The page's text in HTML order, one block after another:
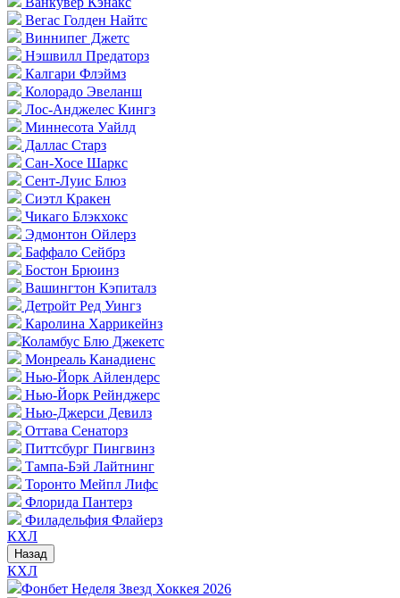
Вегас Голден Найтс
Виннипег Джетс
Нэшвилл Предаторз
Калгари Флэймз
Колорадо Эвеланш
Лос-Анджелес Кингз
Миннесота Уайлд
Даллас Старз
Сан-Хосе Шаркс
Сент-Луис Блюз
Сиэтл Кракен
Чикаго Блэкхокс
Эдмонтон Ойлерз
Баффало Сейбрз
Бостон Брюинз
Вашингтон Кэпиталз
Детройт Ред Уингз
Каролина Харрикейнз
Коламбус Блю Джекетс
Монреаль Канадиенс
Нью-Йорк Айлендерс
Нью-Йорк Рейнджерс
Нью-Джерси Девилз
Оттава Сенаторз
Питтсбург Пингвинз
Тампа-Бэй Лайтнинг
Торонто Мейпл Лифс
Флорида Пантерз
Филадельфия Флайерз
КХЛ
Назад
КХЛ
Фонбет Неделя Звезд Хоккея 2026